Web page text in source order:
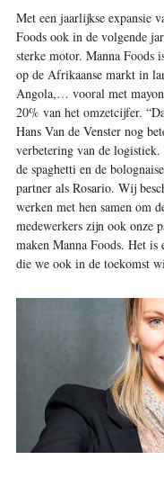
Met een jaarlijkse expansie
Foods ook in de volgende
sterke motor. Manna Foods
op de Afrikaanse markt in
Angola,… vooral met
20% van het omzetcijfer.
Hans Van de Venster nog
verbetering van de
de spaghetti en de
partner als Rosario. Wij
werken met hen samen om
medewerkers zijn ook onze
maken Manna Foods. Het
die we ook in de toekomst